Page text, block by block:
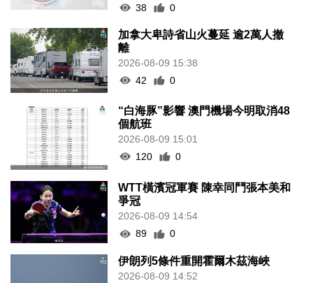
38
0
加拿大卑詩省山火蔓延 逾2萬人撤
離
2026-08-09 15:38
42
0
“白海豚”影響 澳門機場今明取消48
個航班
2026-08-09 15:01
120
0
WTT橫濱冠軍賽 陳幸同鬥張本美和
爭冠
2026-08-09 14:54
89
0
伊朗列5條件重開霍爾木茲海峽
2026-08-09 14:52